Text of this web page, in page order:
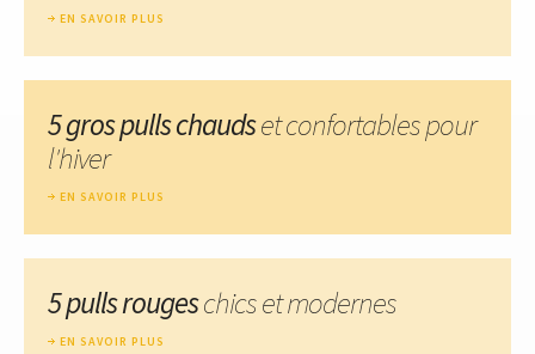
EN SAVOIR PLUS
5 gros pulls chaudset confortables pour
l'hiver
EN SAVOIR PLUS
5 pulls rougeschics et modernes
EN SAVOIR PLUS